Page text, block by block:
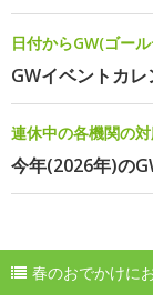
日付からGW(ゴー
GWイベントカ
連休中の各機関の
今年(2026年)の
春のおでかけに